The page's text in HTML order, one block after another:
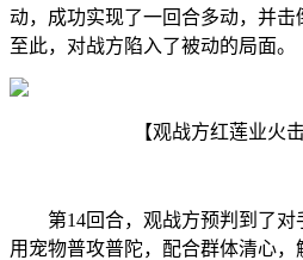
动，成功实现了一回合多动，并击
至此，对战方陷入了被动的局面。
【观战方红莲业火
第14回合，观战方预判到了对
用宠物普攻普陀，配合群体清心